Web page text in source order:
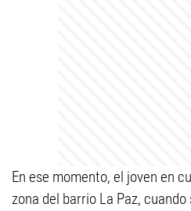
En ese momento, el joven en
zona del barrio La Paz,